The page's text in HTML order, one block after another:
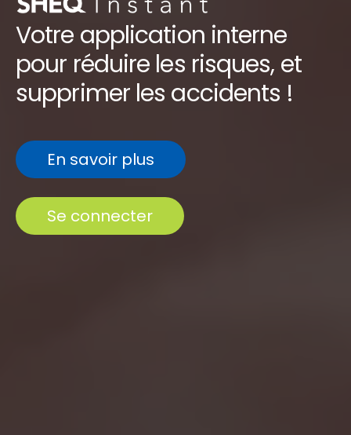
Votre application interne
pour réduire les risques, et
supprimer les accidents !
En savoir plus
Se connecter